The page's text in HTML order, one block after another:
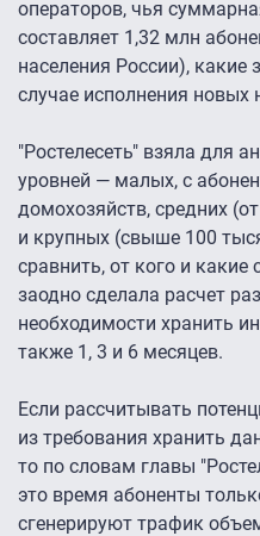
операторов, чья
составляет 1,32 млн
населения России),
случае исполнения новых
"Ростелесеть" взяла для
уровней — малых, с
домохозяйств, средних
и крупных (свыше 100
сравнить, от кого и
заодно сделала расчет
необходимости хранить
также 1, 3 и 6 месяцев.
Если рассчитывать
из требования хранить
то по словам главы
это время абоненты
сгенерируют трафик